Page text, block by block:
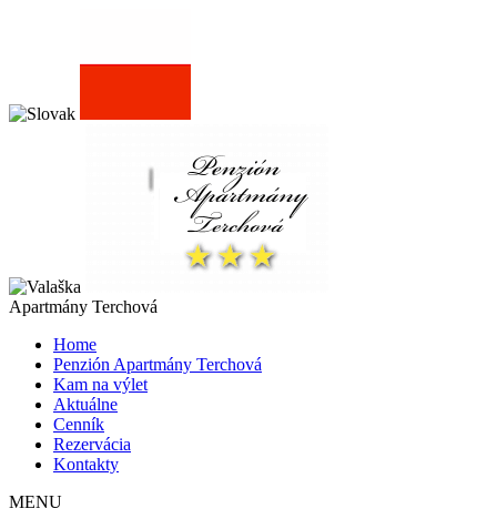
Apartmány Terchová
Home
Penzión Apartmány Terchová
Kam na výlet
Aktuálne
Cenník
Rezervácia
Kontakty
MENU